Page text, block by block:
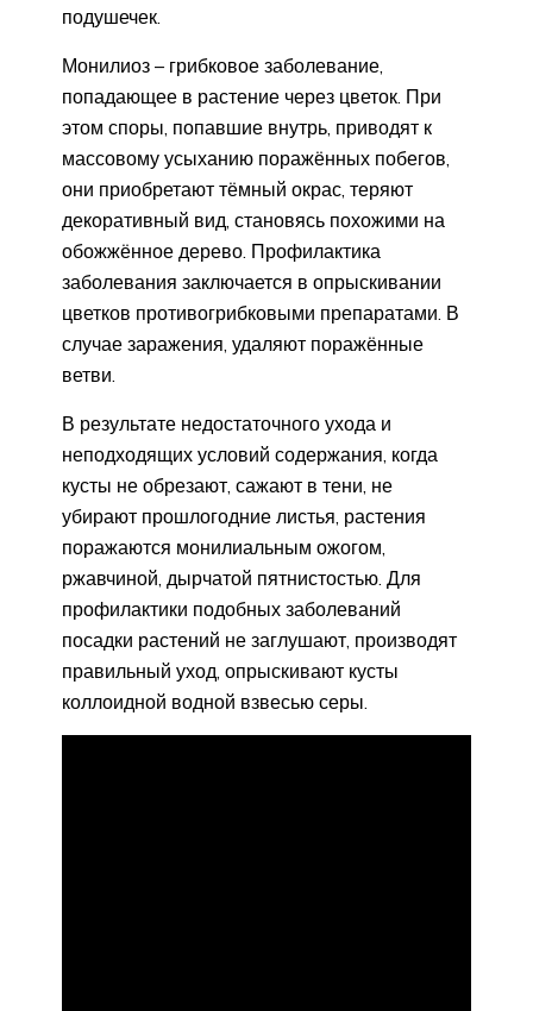
подушечек.
Монилиоз – грибковое заболевание,
попадающее в растение через цветок. При
этом споры, попавшие внутрь, приводят к
массовому усыханию поражённых побегов,
они приобретают тёмный окрас, теряют
декоративный вид, становясь похожими на
обожжённое дерево. Профилактика
заболевания заключается в опрыскивании
цветков противогрибковыми препаратами. В
случае заражения, удаляют поражённые
ветви.
В результате недостаточного ухода и
неподходящих условий содержания, когда
кусты не обрезают, сажают в тени, не
убирают прошлогодние листья, растения
поражаются монилиальным ожогом,
ржавчиной, дырчатой пятнистостью. Для
профилактики подобных заболеваний
посадки растений не заглушают, производят
правильный уход, опрыскивают кусты
коллоидной водной взвесью серы.